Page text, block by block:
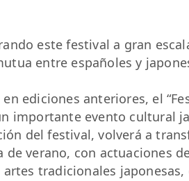
este festival a gran
entre españoles y
ediciones anteriores, el
importante evento cultural
del festival, volverá a
verano, con actuaciones
tradicionales